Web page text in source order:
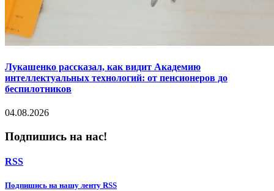
Лукашенко рассказал, как видит Академию
интеллектуальных технологий: от пенсионеров до
беспилотников
04.08.2026
Подпишись на нас!
RSS
Подпишиcь на нашу ленту RSS